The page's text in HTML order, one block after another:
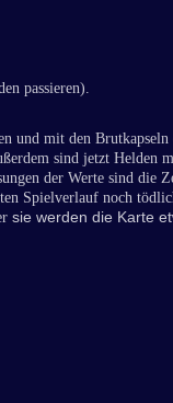
passieren).
und mit den
sind jetzt Helden
der Werte sind die
Spielverlauf noch
sie werden die Karte